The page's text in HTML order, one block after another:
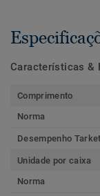
Características &
Comprimento
Norma
Desempenho
Unidade por caixa
Norma